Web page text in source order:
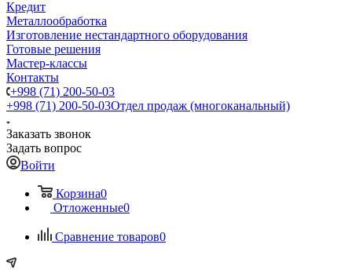
Кредит
Металлообработка
Изготовление нестандартного оборудования
Готовые решения
Мастер-классы
Контакты
+998 (71) 200-50-03
+998 (71) 200-50-03Отдел продаж (многоканальный)
Заказать звонок
Задать вопрос
Войти
Корзина0
Отложенные0
Сравнение товаров0